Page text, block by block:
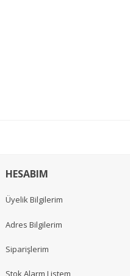
HESABIM
Üyelik Bilgilerim
Adres Bilgilerim
Siparişlerim
Stok Alarm Listem